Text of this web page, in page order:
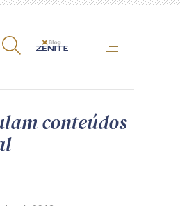
Zênite
conosco
conteúdos